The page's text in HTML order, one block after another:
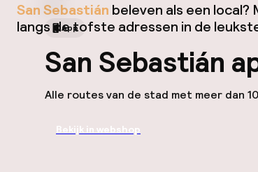
San Sebastián beleven als een local?
langs de tofste adressen in de
App
San Sebastián
Alle routes van de stad met meer dan
Bekijk in webshop